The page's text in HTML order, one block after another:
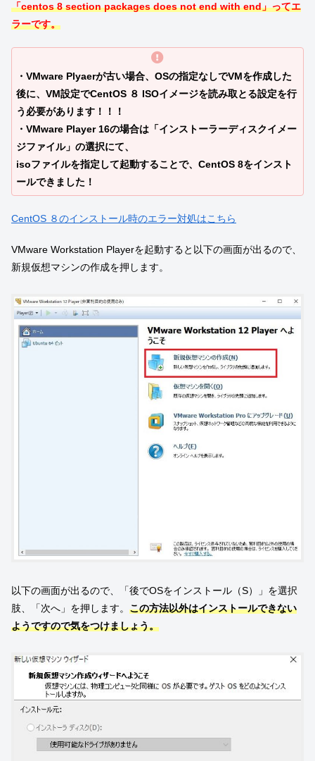
「centos 8 section packages does not end with end」ってエ
ラーです。
・VMware Plyaerが古い場合、OSの指定なしでVMを作成した
後に、VM設定でCentOS ８ ISOイメージを読み取とる設定を行
う必要があります！！！
・VMware Player 16の場合は「インストーラーディスクイメー
ジファイル」の選択にて、
isoファイルを指定して起動することで、CentOS 8をインスト
ールできました！
CentOS ８のインストール時のエラー対処はこちら
VMware Workstation Playerを起動すると以下の画面が出るので、
新規仮想マシンの作成を押します。
以下の画面が出るので、「後でOSをインストール（S）」を選択
肢、「次へ」を押します。 この方法以外はインストールできない
ようですので気をつけましょう。